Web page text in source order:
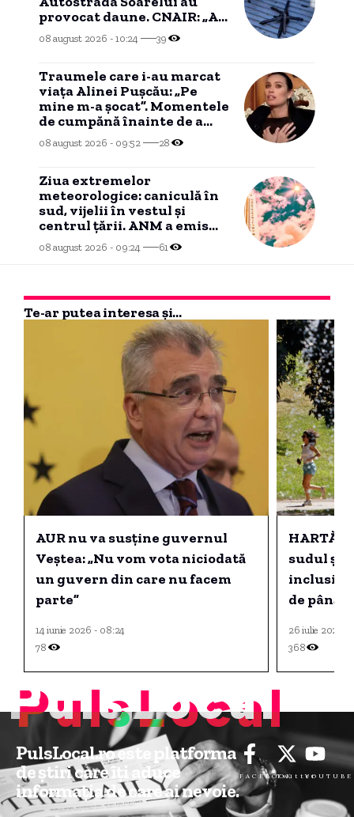
provocat daune. CNAIR: „Au
fost afectate anvelopele și
jantele”
08 august 2026 - 10:24 39
Traumele care i-au marcat
viața Alinei Pușcău: „Pe
mine m-a șocat”. Momentele
de cumpănă înainte de a
anunța că este grav bolnavă
08 august 2026 - 09:52 28
Ziua extremelor
meteorologice: caniculă în
sud, vijelii în vestul și
centrul țării. ANM a emis
trei coduri galbene HARTĂ
08 august 2026 - 09:24 61
Te-ar putea interesa și...
AUR nu va susține guvernul
Veștea: „Nu vom vota niciodată
un guvern din care nu facem
parte”
14 iunie 2026 - 08:24
78
HARTĂ
sudul și
inclusiv
de până
26 iulie 2025 -
368
PulsLocal
PulsLocal.ro este platforma
de știri care îți aduce
informația de care ai nevoie.
FACEBOOKTwitterYOUTUBE